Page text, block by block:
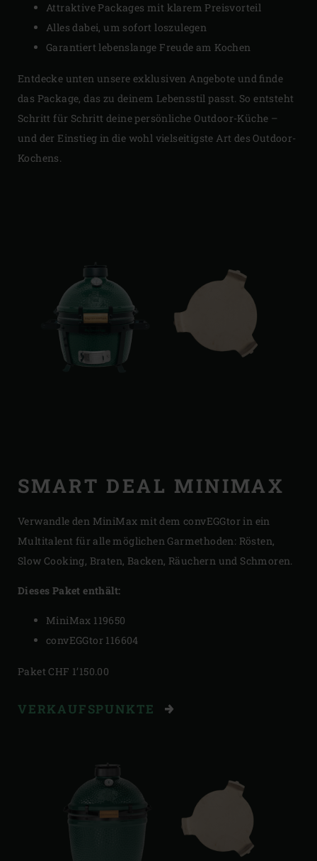
Attraktive Packages mit klarem Preisvorteil
Alles dabei, um sofort loszulegen
Garantiert lebenslange Freude am Kochen
Entdecke unten unsere exklusiven Angebote und finde
das Package, das zu deinem Lebensstil passt. So entsteht
Schritt für Schritt deine persönliche Outdoor-Küche –
und der Einstieg in die wohl vielseitigste Art des Outdoor-
Kochens.
SMART DEAL MINIMAX
Verwandle den MiniMax mit dem convEGGtor in ein
Multitalent für alle möglichen Garmethoden: Rösten,
Slow Cooking, Braten, Backen, Räuchern und Schmoren.
Dieses Paket enthält:
MiniMax 119650
convEGGtor 116604
Paket CHF 1’150.00
VERKAUFSPUNKTE